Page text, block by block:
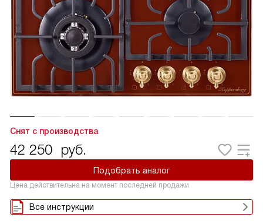
Снят с производства
42 250 руб.
Подобрать аналог
Цена действительна на момент последней продажи
Все инструкции